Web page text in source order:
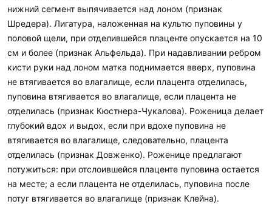
нижний сегмент выпячивается над лоном (признак
Шредера). Лигатура, наложенная на культю пуповины у
половой щели, при отделившейся плаценте опускается на 10
см и более (признак Альфельда). При надавливании ребром
кисти руки над лоном матка поднимается вверх, пуповина
не втягивается во влагалище, если плацента отделилась,
пуповина втягивается во влагалище, если плацента не
отделилась (признак Кюстнера-Чукалова). Роженица делает
глубокий вдох и выдох, если при вдохе пуповина не
втягивается во влагалище, следовательно, плацента
отделилась (признак Довженко). Роженице предлагают
потужиться: при отслоившейся плаценте пуповина остается
на месте; а если плацента не отделилась, пуповина после
потуг втягивается во влагалище (признак Клейна).